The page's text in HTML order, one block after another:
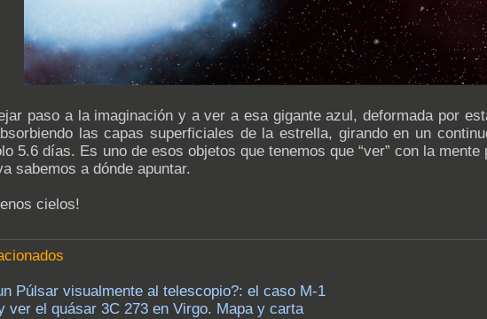
paso a la imaginación y a ver a esa gigante azul, deformada por
las capas superficiales de la estrella, girando en un
5.6 días. Es uno de esos objetos que tenemos que “ver” con la
sabemos a dónde apuntar.
cielos!
Púlsar visualmente al telescopio?: el caso M-1
ver el quásar 3C 273 en Virgo. Mapa y carta